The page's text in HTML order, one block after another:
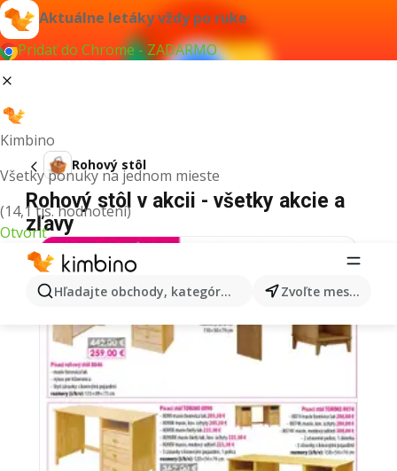
Aktuálne letáky vždy po ruke
Pridať do Chrome - ZADARMO
Kimbino
Všetky ponuky na jednom mieste
(14,1 tis. hodnotení)
Otvoriť
Hľadajte obchody, kategórie, produkty... Zvoľte mesto
Rohový stôl
Rohový stôl v akcii - všetky akcie a
zľavy